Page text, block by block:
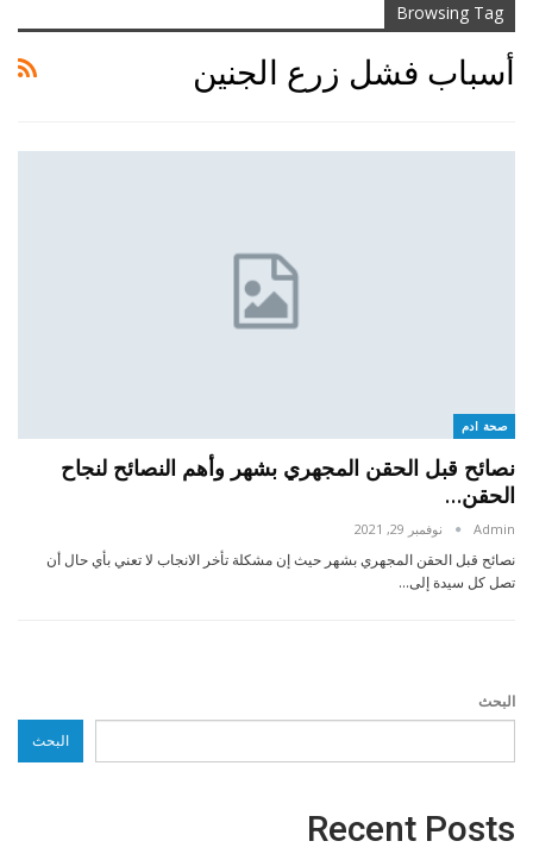
Browsing Tag
أسباب فشل زرع الجنين
صحة ادم
نصائح قبل الحقن المجهري بشهر وأهم النصائح لنجاح
الحقن…
Admin نوفمبر 29, 2021
نصائح قبل الحقن المجهري بشهر حيث إن مشكلة تأخر الانجاب لا تعني بأي حال أن
تصل كل سيدة إلى…
البحث
البحث
Recent Posts